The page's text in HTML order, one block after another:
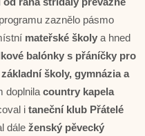
zaznělo pásmo
mateřské školy a hned
balónky s přáníčky pro
základní školy, gymnázia a
doplnila country kapela
i taneční klub Přátelé
dále ženský pěvecký